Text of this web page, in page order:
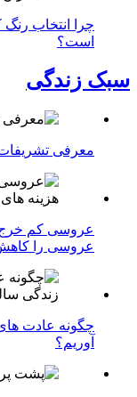
چرا انتخاب رنگ
است؟
سبک زندگی
معرفی
عروسی کم خرج،
عروسی را
چگونه عادت‌
آوریم؟